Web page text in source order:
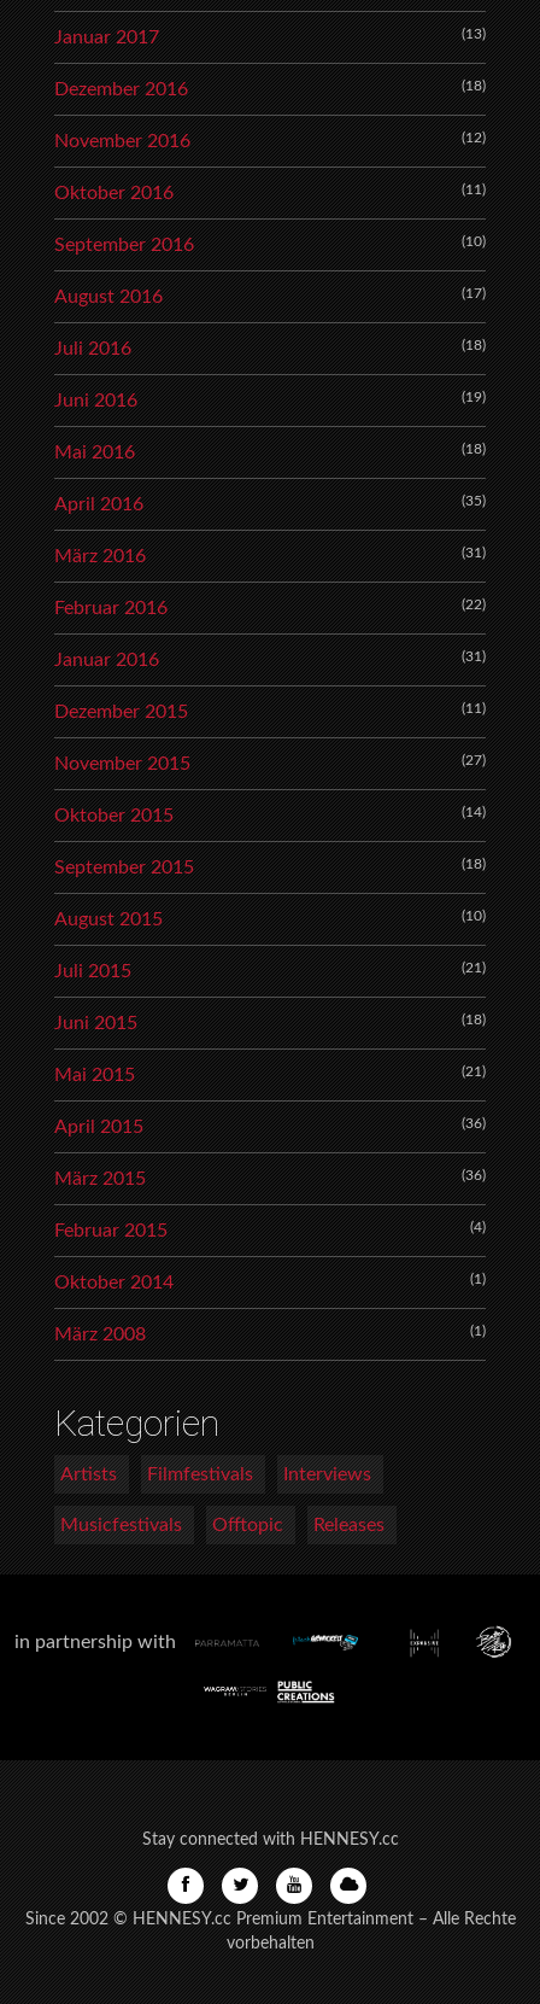
Januar 2017 (13)
Dezember 2016 (18)
November 2016 (12)
Oktober 2016 (11)
September 2016 (10)
August 2016 (17)
Juli 2016 (18)
Juni 2016 (19)
Mai 2016 (18)
April 2016 (35)
März 2016 (31)
Februar 2016 (22)
Januar 2016 (31)
Dezember 2015 (11)
November 2015 (27)
Oktober 2015 (14)
September 2015 (18)
August 2015 (10)
Juli 2015 (21)
Juni 2015 (18)
Mai 2015 (21)
April 2015 (36)
März 2015 (36)
Februar 2015 (4)
Oktober 2014 (1)
März 2008 (1)
Kategorien
Artists Filmfestivals Interviews
Musicfestivals Offtopic Releases
in partnership with
Stay connected with HENNESY.cc
Since 2002 © HENNESY.cc Premium Entertainment – Alle Rechte
vorbehalten